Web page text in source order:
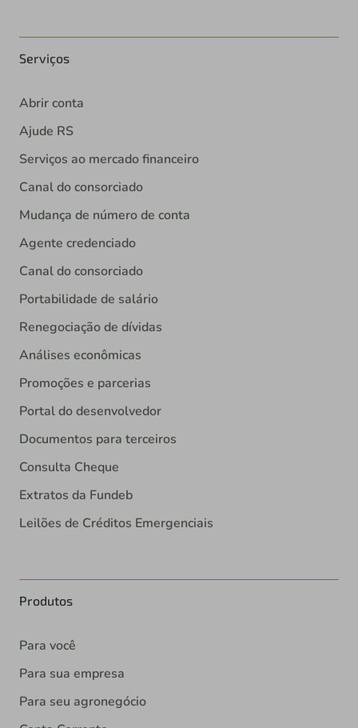
Serviços
Abrir conta
Ajude RS
Serviços ao mercado financeiro
Canal do consorciado
Mudança de número de conta
Agente credenciado
Canal do consorciado
Portabilidade de salário
Renegociação de dívidas
Análises econômicas
Promoções e parcerias
Portal do desenvolvedor
Documentos para terceiros
Consulta Cheque
Extratos da Fundeb
Leilões de Créditos Emergenciais
Produtos
Para você
Para sua empresa
Para seu agronegócio